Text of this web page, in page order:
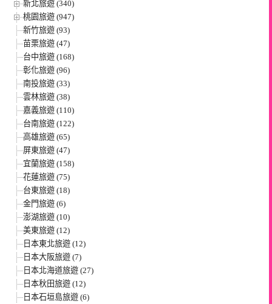
新北旅遊 (340)
桃園旅遊 (947)
新竹旅遊 (93)
苗栗旅遊 (47)
台中旅遊 (168)
彰化旅遊 (96)
南投旅遊 (33)
雲林旅遊 (38)
嘉義旅遊 (110)
台南旅遊 (122)
高雄旅遊 (65)
屏東旅遊 (47)
宜蘭旅遊 (158)
花蓮旅遊 (75)
台東旅遊 (18)
金門旅遊 (6)
澎湖旅遊 (10)
美東旅遊 (12)
日本東北旅遊 (12)
日本大阪旅遊 (7)
日本北海道旅遊 (27)
日本秋田旅遊 (12)
日本石垣島旅遊 (6)